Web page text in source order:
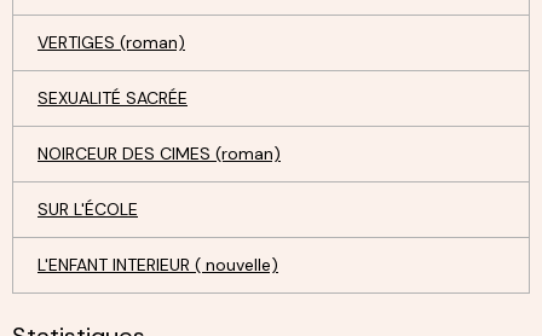
VERTIGES (roman)
SEXUALITÉ SACRÉE
NOIRCEUR DES CIMES (roman)
SUR L'ÉCOLE
L'ENFANT INTERIEUR ( nouvelle)